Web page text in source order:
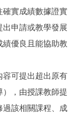
確實成績數據證實
申請或教學發展
優良且能協助教
容可提出超出原有
，由授課教師提
過該相關課程、成